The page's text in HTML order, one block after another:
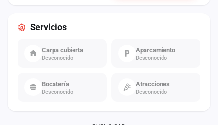
Servicios
Carpa cubierta
Desconocido
Aparcamiento
Desconocido
Bocatería
Desconocido
Atracciones
Desconocido